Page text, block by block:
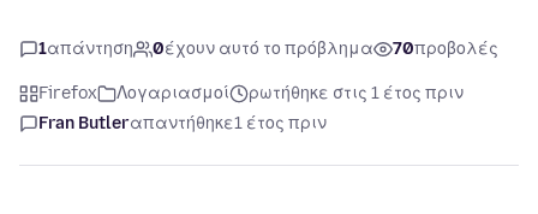
1απάντηση 0έχουν αυτό το πρόβλημα 70προβολές
Firefox Λογαριασμοί
ρωτήθηκε στις 1 έτος πριν
Fran Butlerαπαντήθηκε1 έτος πριν